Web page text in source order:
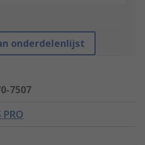
onderdelenlijst
7507
PRO